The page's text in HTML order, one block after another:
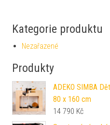
Kategorie produktu
Nezařazené
Produkty
ADEKO SIMBA
80 x 160 cm
14 790 Kč